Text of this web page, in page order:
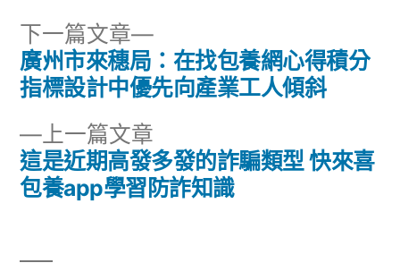
文
導
覽
上一篇文章
一
篇
這是近期高發多發的詐騙類型 快來喜
包養app學習防詐知識
下一篇文章
下
一
篇
廣州市來穗局：在找包養網心得積分
指標設計中優先向產業工人傾斜